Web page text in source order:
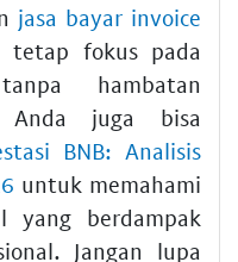
jasa bayar invoice
tetap fokus pada
hambatan
Anda juga bisa
BNB: Analisis
untuk memahami
yang berdampak
Jangan lupa